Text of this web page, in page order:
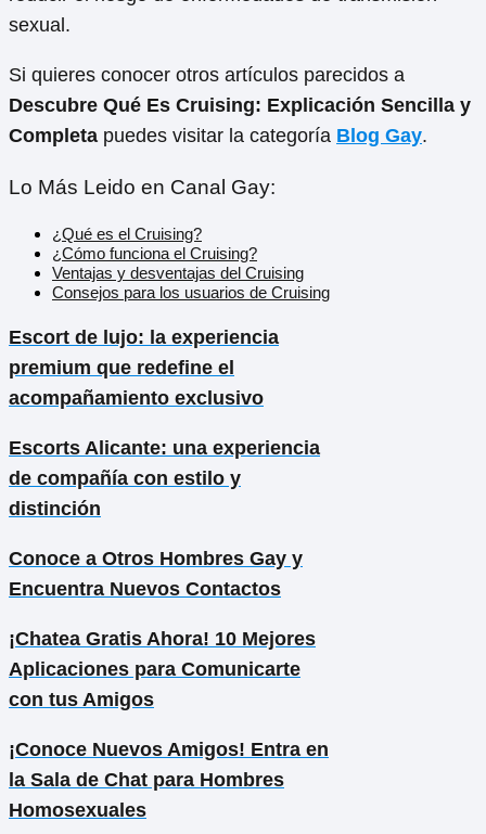
sexual.
Si quieres conocer otros artículos parecidos a
Descubre Qué Es Cruising: Explicación Sencilla y
Completa puedes visitar la categoría Blog Gay.
Lo Más Leido en Canal Gay:
¿Qué es el Cruising?
¿Cómo funciona el Cruising?
Ventajas y desventajas del Cruising
Consejos para los usuarios de Cruising
Escort de lujo: la experiencia
premium que redefine el
acompañamiento exclusivo
Escorts Alicante: una experiencia
de compañía con estilo y
distinción
Conoce a Otros Hombres Gay y
Encuentra Nuevos Contactos
¡Chatea Gratis Ahora! 10 Mejores
Aplicaciones para Comunicarte
con tus Amigos
¡Conoce Nuevos Amigos! Entra en
la Sala de Chat para Hombres
Homosexuales